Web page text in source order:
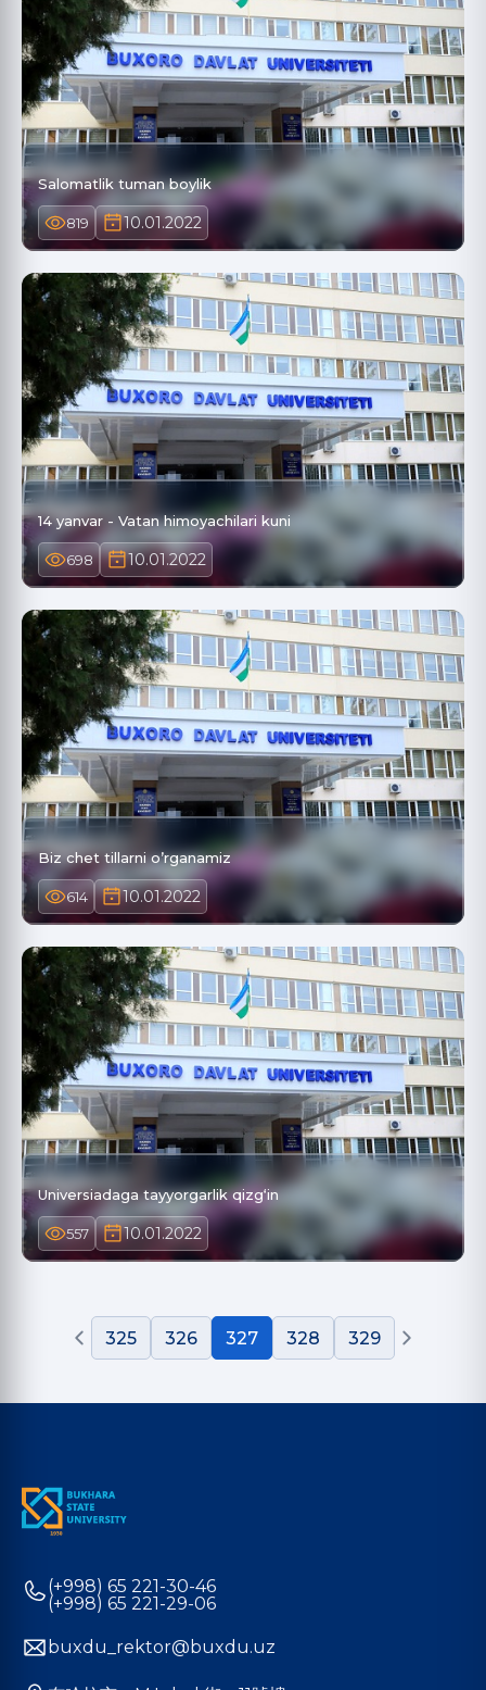
Salomatlik tuman boylik
819 10.01.2022
14 yanvar - Vatan himoyachilari kuni
698 10.01.2022
Biz chet tillarni o’rganamiz
614 10.01.2022
Universiadaga tayyorgarlik qizg‘in
557 10.01.2022
325 326 327 328 329
(+998) 65 221-30-46
(+998) 65 221-29-06
buxdu_rektor@buxdu.uz